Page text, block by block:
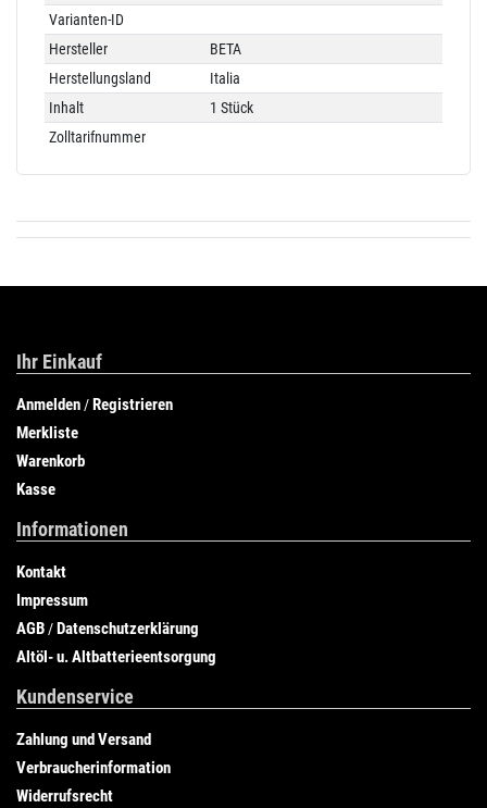
Varianten-ID
Hersteller
BETA
Herstellungsland
Italia
Inhalt
1 Stück
Zolltarifnummer
Ihr Einkauf
Anmelden /Registrieren
Merkliste
Warenkorb
Kasse
Informationen
Kontakt
Impressum
AGB /Datenschutzerklärung
Altöl- u. Altbatterieentsorgung
Kundenservice
Zahlung und Versand
Verbraucherinformation
Widerrufsrecht